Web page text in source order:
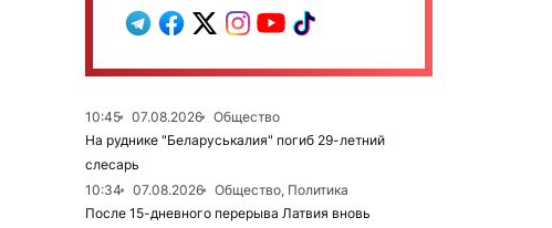
10:45 07.08.2026
Общество
На руднике "Беларуськалия" погиб 29-летний
слесарь
10:34
07.08.2026
Общество, Политика
После 15-дневного перерыва Латвия вновь